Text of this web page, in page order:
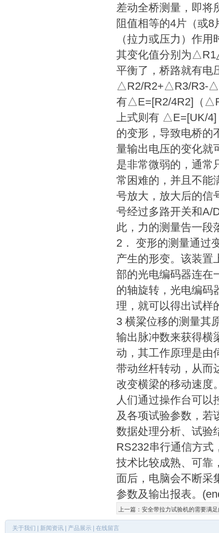
差动全桥测量，即将
阻值相等的4片（或
（拉力或压力）作
其变化值分别为
平衡了，桥路就有
△R2/R2+△R3/R3-
有△E=[R2/4R2]（
上式则有 △E=[UK/4]
的变形，导致电桥的
量输出电压的变化就
是非常微弱的，通常
常困难的，并且不能
号放大，放大后的信
号经过多路开关和A/
此，力的测量告一段
2． 变形的测量通过
产生的形变。该装置
部的光电编码器连在
的轴旋转，光电编码
理，就可以得出试样
3 横粱位移的测量其
输出脉冲数来获得横
动，其工作原理是由
带动丝杆转动，从而
改变横梁的移动速度
人们通过操作台可以
及各项试验参数，若
数据处理分析、试验
RS232串行通信方式
技术比较成熟、可靠
面后，电脑会不断采
参数及输出报表。
上一篇： 安全带拉力试验机的需要满
关于我们 新闻资讯 产品展示 在线留言